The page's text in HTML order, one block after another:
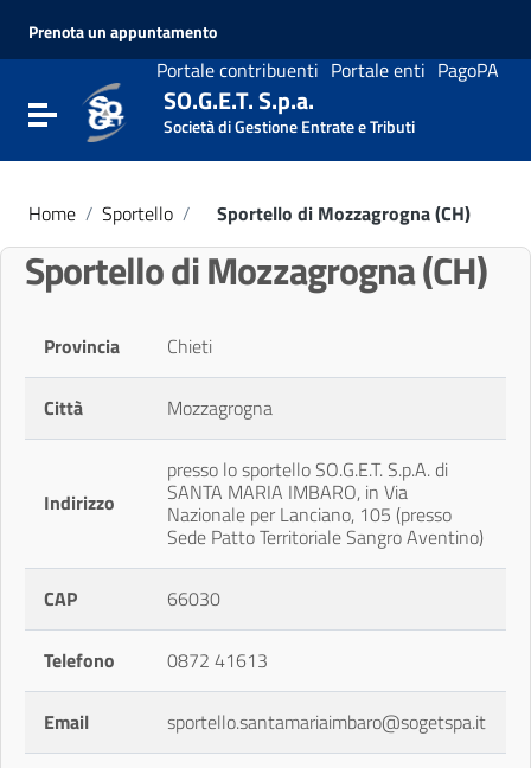
Vai al menu di navigazione
Prenota un appuntamento
Portale contribuenti Portale enti PagoPA
Attiva / disattiva la navigazione
SO.G.E.T. S.p.a.
Società di Gestione Entrate e Tributi
Home / Sportello / Sportello di Mozzagrogna (CH)
Sportello di Mozzagrogna (CH)
Provincia Chieti
Città Mozzagrogna
Indirizzo
presso lo sportello SO.G.E.T. S.p.A. di
SANTA MARIA IMBARO, in Via
Nazionale per Lanciano, 105 (presso
Sede Patto Territoriale Sangro Aventino)
CAP 66030
Telefono 0872 41613
Email sportello.santamariaimbaro@sogetspa.it